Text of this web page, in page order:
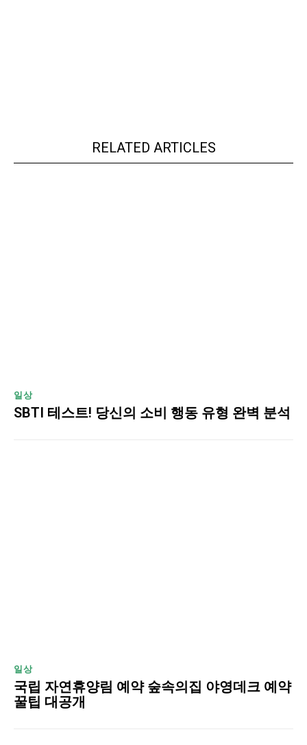
RELATED ARTICLES
일상
SBTI 테스트! 당신의 소비 행동 유형 완벽 분석
일상
국립 자연휴양림 예약 숲속의집 야영데크 예약
꿀팁 대공개